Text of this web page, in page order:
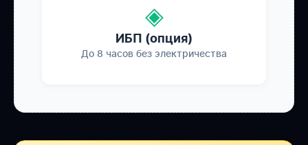
◈
ИБП (опция)
До 8 часов без электричества